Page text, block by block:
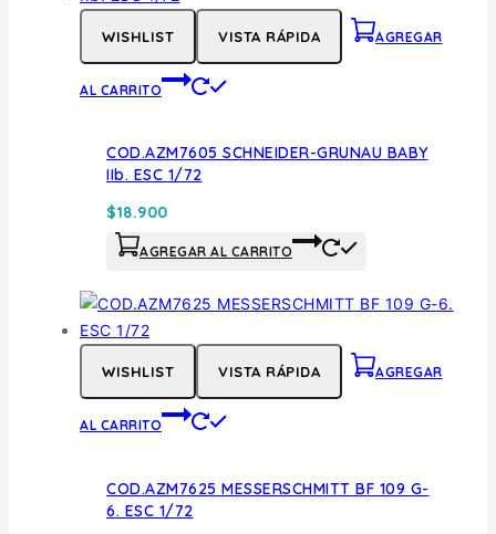
WISHLIST VISTA RÁPIDA AGREGAR
AL CARRITO
COD.AZM7605 SCHNEIDER-GRUNAU BABY
IIb. ESC 1/72
$18.900
AGREGAR AL CARRITO
WISHLIST VISTA RÁPIDA AGREGAR
AL CARRITO
COD.AZM7625 MESSERSCHMITT BF 109 G-
6. ESC 1/72